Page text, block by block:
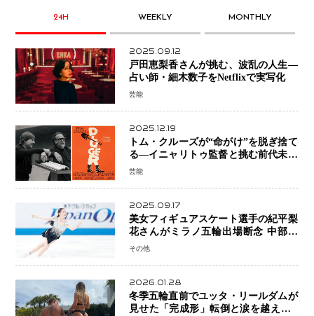
24H WEEKLY MONTHLY
2025.09.12
戸田恵梨香さんが挑む、波乱の人生―
占い師・細木数子をNetflixで実写化
芸能
2025.12.19
トム・クルーズが“命がけ”を脱ぎ捨て
る―イニャリトゥ監督と挑む前代未聞
の大惨事コメディ「DIGGER ディガ
芸能
2025.09.17
美女フィギュアスケート選手の紀平梨
花さんがミラノ五輪出場断念 中部選
手権欠場を発表「安全最優先の判断」
その他
2026.01.28
冬季五輪直前でユッタ・リールダムが
見せた「完成形」転倒と涙を越えて─